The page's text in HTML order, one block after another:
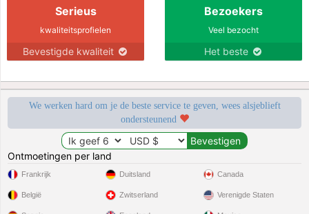
Serieus
kwaliteitsprofielen
Bevestigde kwaliteit
Bezoekers
Veel bezocht
Het beste
We werken hard om je de beste service te geven, wees alsjeblieft
ondersteunend
Ontmoetingen per land
Frankrijk
België
Duitsland
Zwitserland
Canada
Verenigde Staten